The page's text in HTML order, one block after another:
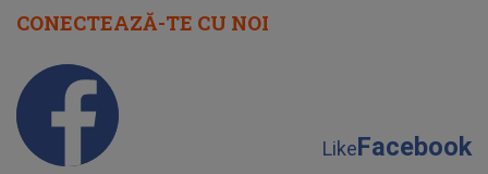
CONECTEAZĂ-TE CU NOI
LikeFacebook